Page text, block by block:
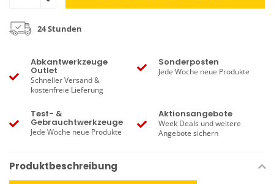
24 Stunden
Abkantwerkzeuge
Outlet
Schneller Versand &
kostenfreie Lieferung
Sonderposten
Jede Woche neue Produkte
Test- &
Gebrauchtwerkzeuge
Jede Woche neue Produkte
Aktionsangebote
Week Deals und weitere
Angebote sichern
Produktbeschreibung